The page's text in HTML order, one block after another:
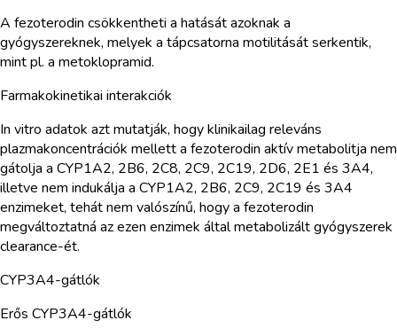
A fezoterodin csökkentheti a hatását azoknak a
gyógyszereknek, melyek a tápcsatorna motilitását serkentik,
mint pl. a metoklopramid.
Farmakokinetikai interakciók
In vitro adatok azt mutatják, hogy klinikailag releváns
plazmakoncentrációk mellett a fezoterodin aktív metabolitja nem
gátolja a CYP1A2, 2B6, 2C8, 2C9, 2C19, 2D6, 2E1 és 3A4,
illetve nem indukálja a CYP1A2, 2B6, 2C9, 2C19 és 3A4
enzimeket, tehát nem valószínű, hogy a fezoterodin
megváltoztatná az ezen enzimek által metabolizált gyógyszerek
clearance-ét.
CYP3A4-gátlók
Erős CYP3A4-gátlók